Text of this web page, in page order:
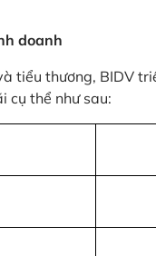
doanh
tiểu thương, BIDV
cụ thể như sau: